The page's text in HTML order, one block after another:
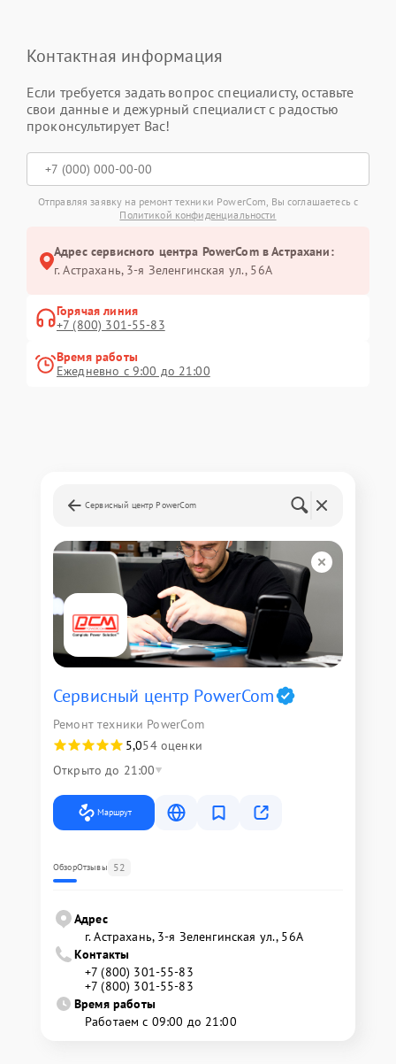
Контактная информация
Если требуется задать вопрос специалисту, оставьте
свои данные и дежурный специалист с радостью
проконсультирует Вас!
Отправляя заявку на ремонт техники PowerCom, Вы соглашаетесь с
Политикой конфиденциальности
Адрес сервисного центра PowerCom в Астрахани:
г. Астрахань, 3-я Зеленгинская ул., 56А
Горячая линия
+7 (800) 301-55-83
Время работы
Ежедневно с 9:00 до 21:00
Сервисный центр PowerCom
Сервисный центр PowerCom
Ремонт техники PowerCom
5,054 оценки
Открыто до 21:00
Маршрут
ОбзорОтзывы 52
Адрес
г. Астрахань, 3-я Зеленгинская ул., 56А
Контакты
+7 (800) 301-55-83
+7 (800) 301-55-83
Время работы
Работаем с 09:00 до 21:00